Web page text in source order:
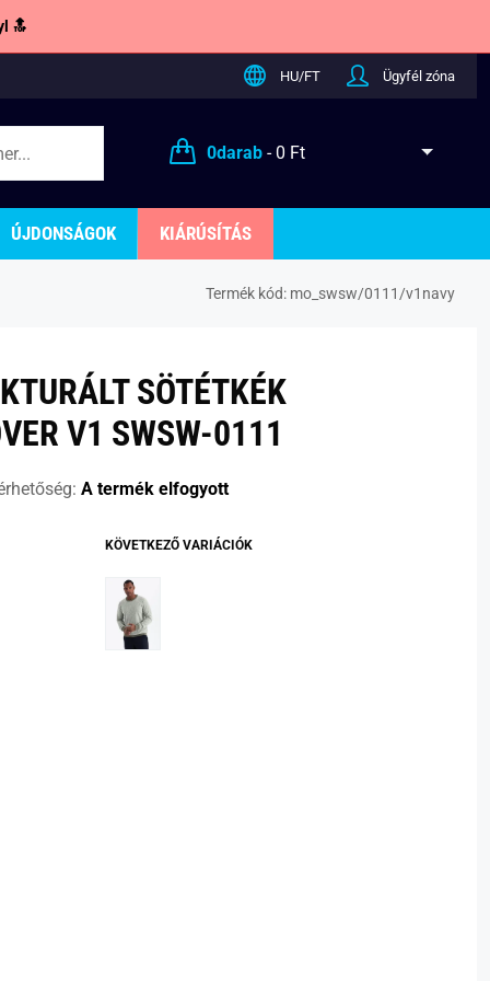
🔝
HU/FT Ügyfél zóna
0darab- 0 Ft
ÚJDONSÁGOK KIÁRÚSÍTÁS
Termék kód: mo_swsw/0111/v1navy
SÖTÉTKÉK
V1 SWSW-0111
A termék elfogyott
KÖVETKEZŐ VARIÁCIÓK